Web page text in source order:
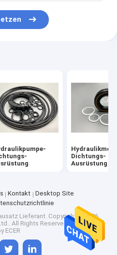
Dichtungs-
Ausrüstung
Kontakt
Desktop Site
Lieferant. Copyright © 2026
All Rights Reserved. Developed
ECER